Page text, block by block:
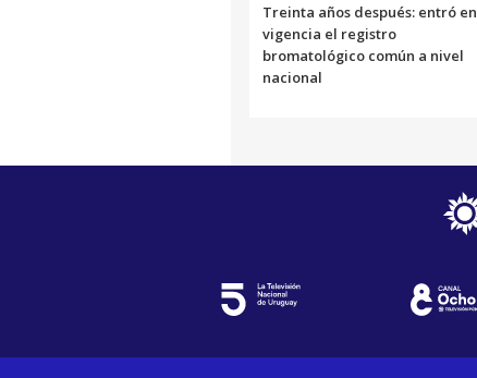
Treinta años después: entró en
vigencia el registro
bromatológico común a nivel
nacional